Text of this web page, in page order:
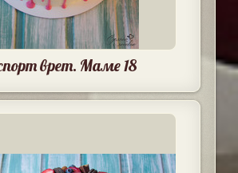
врет. Маме 18